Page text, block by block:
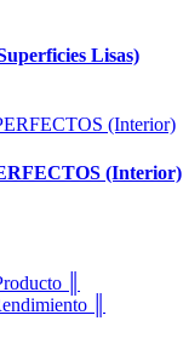
Lisas)
(Interior)
║
║